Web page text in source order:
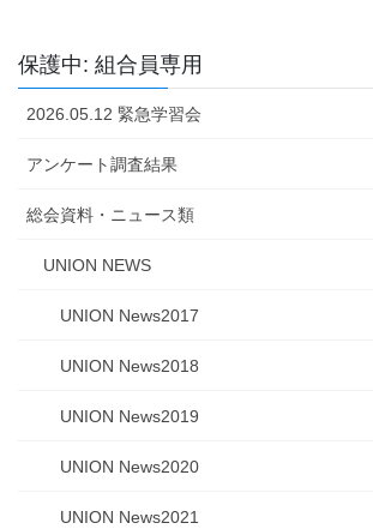
保護中: 組合員専用
2026.05.12 緊急学習会
アンケート調査結果
総会資料・ニュース類
UNION NEWS
UNION News2017
UNION News2018
UNION News2019
UNION News2020
UNION News2021